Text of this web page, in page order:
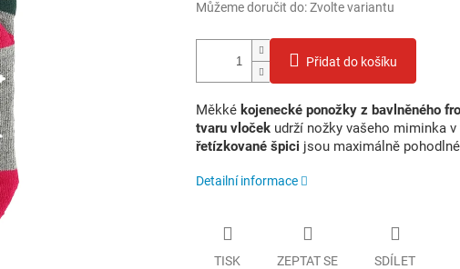
Můžeme doručit do:Zvolte variantu
Přidat do košíku
Měkké kojenecké ponožky z bavlněného
tvaru vloček udrží nožky vašeho miminka
řetízkované špici jsou maximálně
Detailní informace
TISK ZEPTAT SE SDÍLET